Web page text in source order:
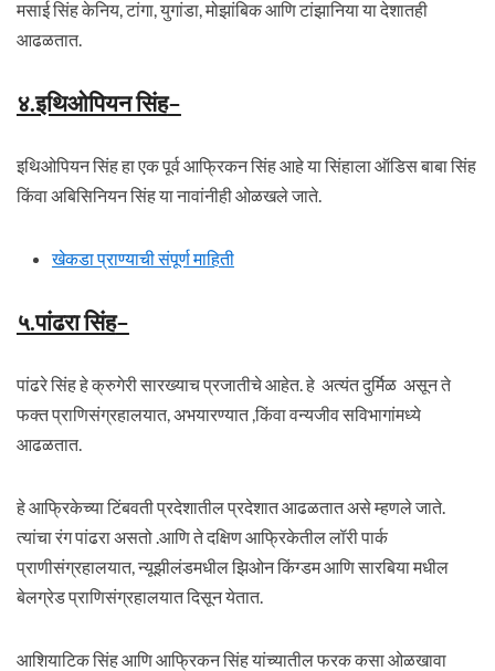
मसाई सिंह केनिय, टांगा, युगांडा, मोझांबिक आणि टांझानिया या देशातही
आढळतात.
४.इथिओपियन सिंह–
इथिओपियन सिंह हा एक पूर्व आफ्रिकन सिंह आहे या सिंहाला ऑडिस बाबा सिंह
किंवा अबिसिनियन सिंह या नावांनीही ओळखले जाते.
खेकडा प्राण्याची संपूर्ण माहिती
५.पांढरा सिंह–
पांढरे सिंह हे क्रुगेरी सारख्याच प्रजातीचे आहेत. हे अत्यंत दुर्मिळ असून ते
फक्त प्राणिसंग्रहालयात, अभयारण्यात ,किंवा वन्यजीव सविभागांमध्ये
आढळतात.
हे आफ्रिकेच्या टिंबवती प्रदेशातील प्रदेशात आढळतात असे म्हणले जाते.
त्यांचा रंग पांढरा असतो .आणि ते दक्षिण आफ्रिकेतील लॉरी पार्क
प्राणीसंग्रहालयात, न्यूझीलंडमधील झिओन किंग्डम आणि सारबिया मधील
बेलग्रेड प्राणिसंग्रहालयात दिसून येतात.
आशियाटिक सिंह आणि आफ्रिकन सिंह यांच्यातील फरक कसा ओळखावा